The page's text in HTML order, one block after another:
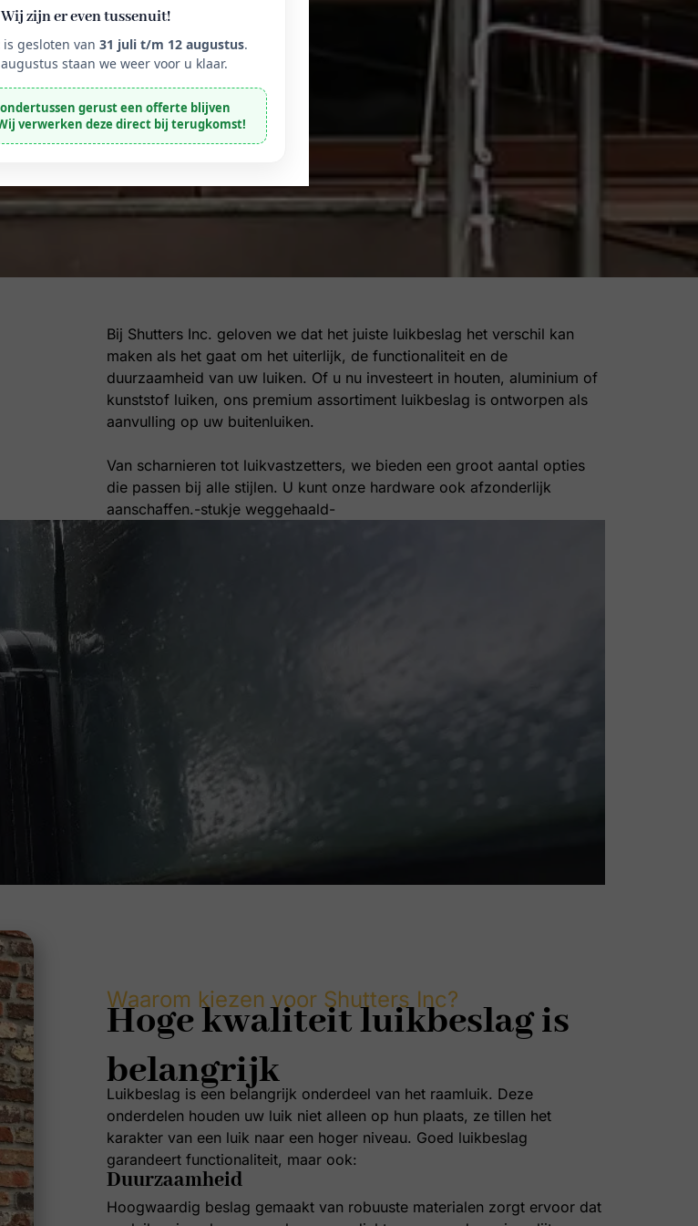
Bij Shutters Inc. geloven we dat het juiste luikbeslag het verschil kan
maken als het gaat om het uiterlijk, de functionaliteit en de
duurzaamheid van uw luiken. Of u nu investeert in houten, aluminium of
kunststof luiken, ons premium assortiment luikbeslag is ontworpen als
aanvulling op uw buitenluiken.
Van scharnieren tot luikvastzetters, we bieden een groot aantal opties
die passen bij alle stijlen. U kunt onze hardware ook afzonderlijk
aanschaffen.-stukje weggehaald-
Waarom kiezen voor Shutters Inc?
Hoge kwaliteit luikbeslag is
belangrijk
Luikbeslag is een belangrijk onderdeel van het raamluik. Deze
onderdelen houden uw luik niet alleen op hun plaats, ze tillen het
karakter van een luik naar een hoger niveau. Goed luikbeslag
garandeert functionaliteit, maar ook:
Duurzaamheid
Hoogwaardig beslag gemaakt van robuuste materialen zorgt ervoor dat
Wij zijn er even tussenuit!
is gesloten van 31 juli t/m 12 augustus.
staan we weer voor u klaar.
gerust een offerte blijven
verwerken deze direct bij terugkomst!